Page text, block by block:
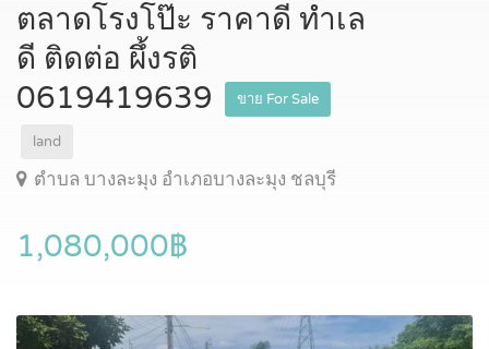
ตลาดโรงโป๊ะ ราคาดี ทำเล
ดี ติดต่อ ผึ้งรติ
0619419639
ขาย For Sale
land
ตำบล บางละมุง อำเภอบางละมุง ชลบุรี
1,080,000฿